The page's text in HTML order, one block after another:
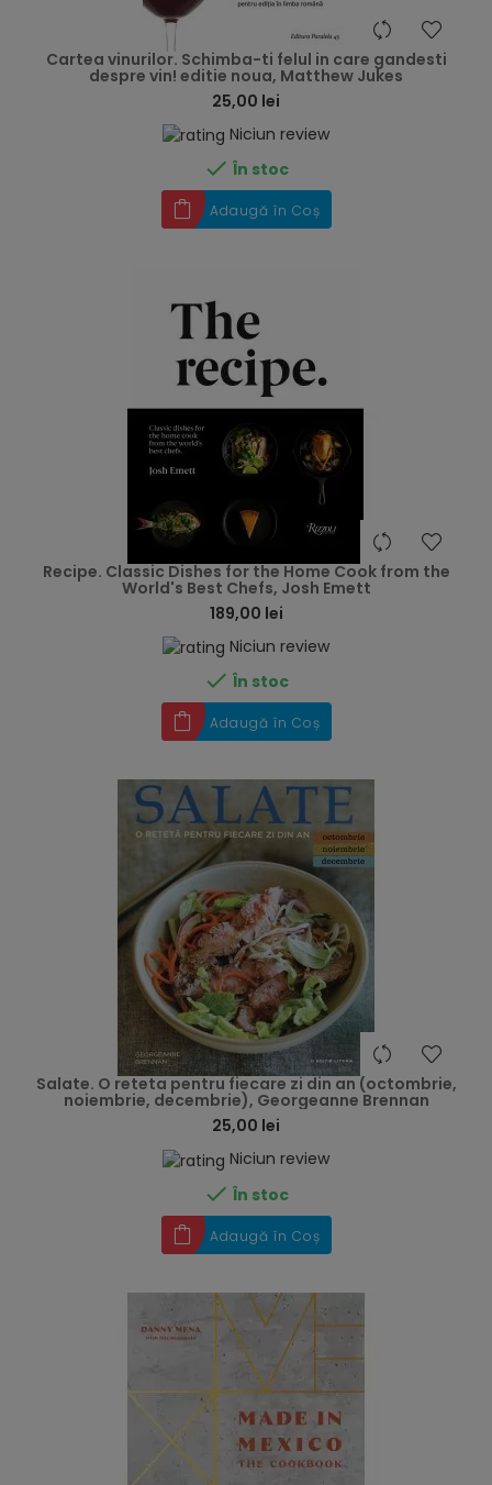
Cartea vinurilor. Schimba-ti felul in care gandesti
despre vin! editie noua, Matthew Jukes
25,00 lei
Niciun review
 În stoc
Adaugă în Coș
Recipe. Classic Dishes for the Home Cook from the
World's Best Chefs, Josh Emett
189,00 lei
Niciun review
 În stoc
Adaugă în Coș
Salate. O reteta pentru fiecare zi din an (octombrie,
noiembrie, decembrie), Georgeanne Brennan
25,00 lei
Niciun review
 În stoc
Adaugă în Coș